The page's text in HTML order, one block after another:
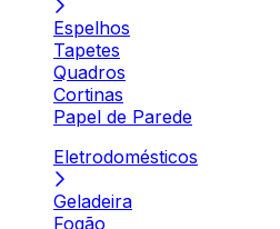
Espelhos
Tapetes
Quadros
Cortinas
Papel de Parede
Eletrodomésticos
Geladeira
Fogão